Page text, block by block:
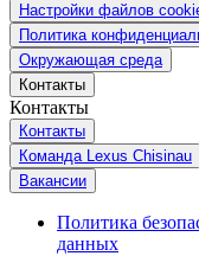
Настройки файлов
Политика
Окружающая среда
Контакты
Контакты
Контакты
Команда Lexus Chisinau
Вакансии
Политика
данных